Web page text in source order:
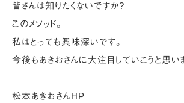
皆さんは知りたくないですか?
このメソッド。
私はとっても興味深いです。
今後もあきおさんに大注目していこうと思い
松本あきおさんHP